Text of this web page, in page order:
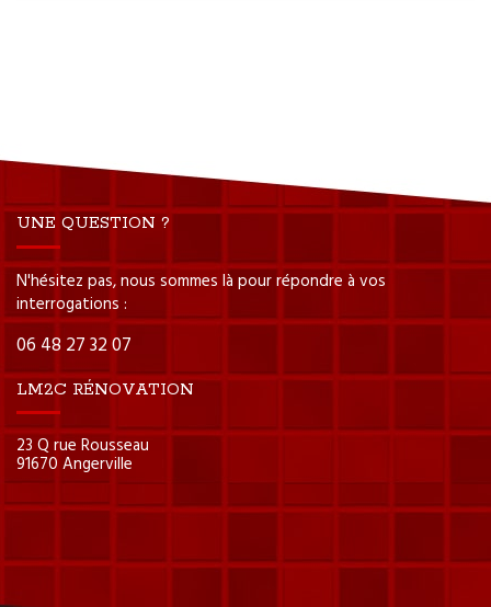
UNE QUESTION ?
N'hésitez pas, nous sommes là pour répondre à vos
interrogations :
06 48 27 32 07
LM2C RÉNOVATION
23 Q rue Rousseau
91670 Angerville